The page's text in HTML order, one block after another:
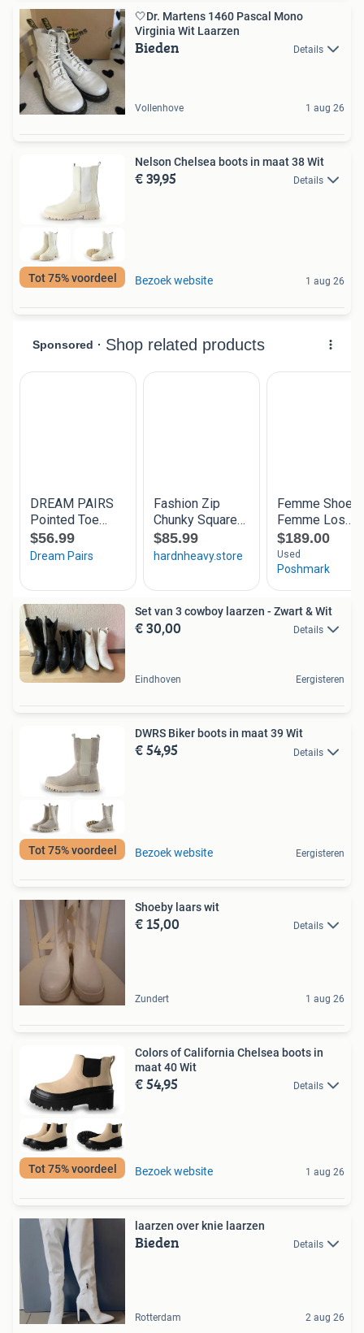
🤍Dr. Martens 1460 Pascal Mono
Virginia Wit Laarzen
Bieden Details
Vollenhove 1 aug 26
Tot 75% voordeel
Nelson Chelsea boots in maat 38 Wit
€ 39,95 Details
Bezoek website 1 aug 26
Set van 3 cowboy laarzen - Zwart & Wit
€ 30,00 Details
Eindhoven Eergisteren
Tot 75% voordeel
DWRS Biker boots in maat 39 Wit
€ 54,95 Details
Bezoek website Eergisteren
Shoeby laars wit
€ 15,00 Details
Zundert 1 aug 26
Tot 75% voordeel
Colors of California Chelsea boots in
maat 40 Wit
€ 54,95 Details
Bezoek website 1 aug 26
laarzen over knie laarzen
Bieden Details
Rotterdam 2 aug 26